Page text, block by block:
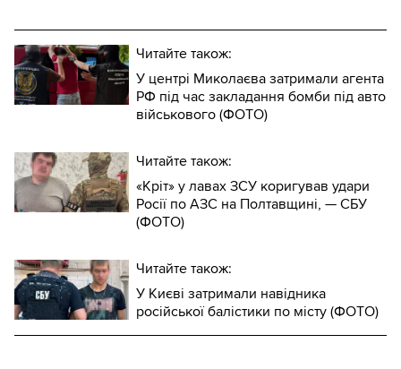
Читайте також:
У центрі Миколаєва затримали агента
РФ під час закладання бомби під авто
військового (ФОТО)
Читайте також:
«Кріт» у лавах ЗСУ коригував удари
Росії по АЗС на Полтавщині, — СБУ
(ФОТО)
Читайте також:
У Києві затримали навідника
російської балістики по місту (ФОТО)